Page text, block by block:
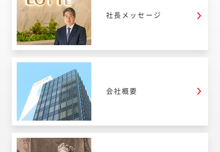
社長メッセージ
会社概要